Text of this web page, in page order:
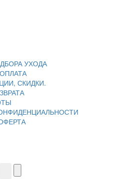
УХОДА
СКИДКИ.